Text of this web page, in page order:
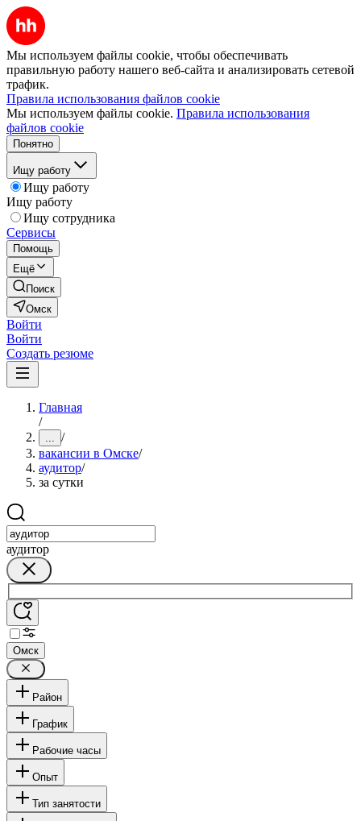
Мы используем файлы cookie, чтобы обеспечивать
правильную работу нашего веб-сайта и анализировать сетевой
трафик.
Правила использования файлов cookie
Мы используем файлы cookie. Правила использования
файлов cookie
Понятно
Ищу работу
Ищу работу
Ищу работу
Ищу сотрудника
Сервисы
Помощь
Ещё
Поиск
Омск
Войти
Войти
Создать резюме
Главная
/
... /
вакансии в Омске/
аудитор/
за сутки
аудитор
Омск
Район
График
Рабочие часы
Опыт
Тип занятости